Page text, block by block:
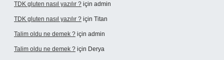
TDK gluten nasıl yazılır ? için admin
TDK gluten nasıl yazılır ? için Titan
Talim oldu ne demek ? için admin
Talim oldu ne demek ? için Derya